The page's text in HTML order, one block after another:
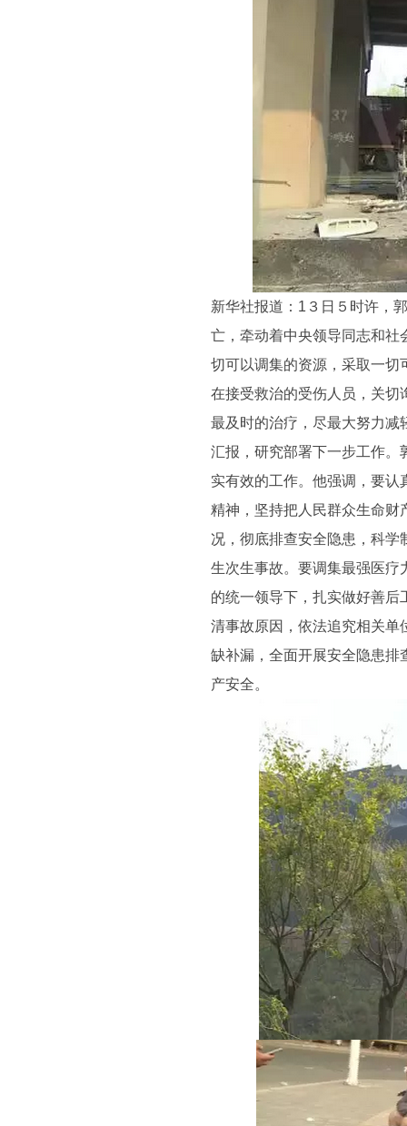
新华社报道：1３日５时许，
亡，牵动着中央领导同志和社
切可以调集的资源，采取一切
在接受救治的受伤人员，关切
最及时的治疗，尽最大努力
汇报，研究部署下一步工作。
实有效的工作。他强调，要
精神，坚持把人民群众生命财
况，彻底排查安全隐患，科
生次生事故。要调集最强医疗
的统一领导下，扎实做好善
清事故原因，依法追究相关单
缺补漏，全面开展安全隐患排
产安全。